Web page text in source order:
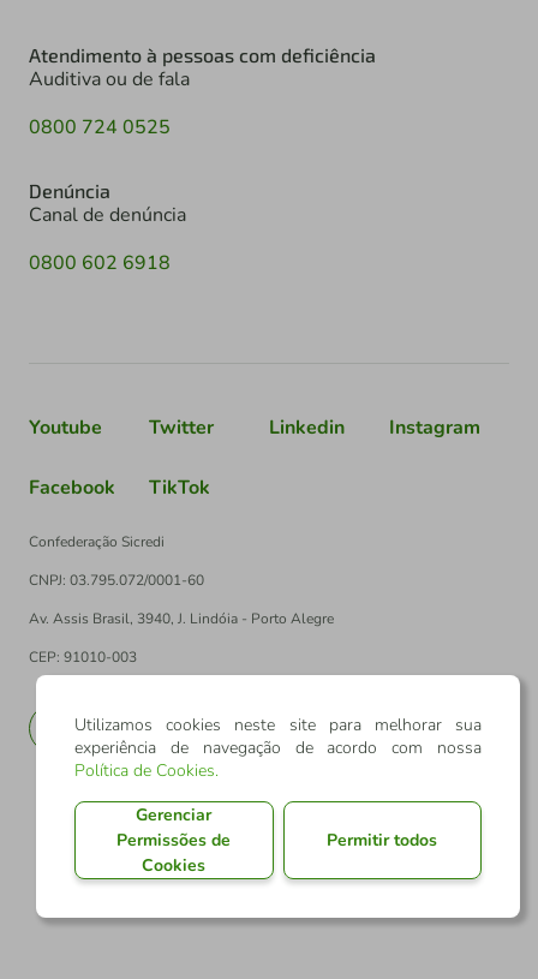
Atendimento à pessoas com deficiência
Auditiva ou de fala
0800 724 0525
Denúncia
Canal de denúncia
0800 602 6918
Youtube Twitter Linkedin Instagram
Facebook TikTok
Confederação Sicredi
CNPJ: 03.795.072/0001-60
Av. Assis Brasil, 3940, J. Lindóia - Porto Alegre
CEP: 91010-003
EN
Utilizamos cookies neste site para melhorar sua
experiência de navegação de acordo com nossa
Política de Cookies.
Gerenciar
Permissões de
Cookies
Permitir todos